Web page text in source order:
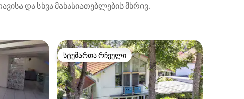
და სხვა მახასიათებლების მხრივ.
სტუმართა რჩეული
სტუმართა რჩეული